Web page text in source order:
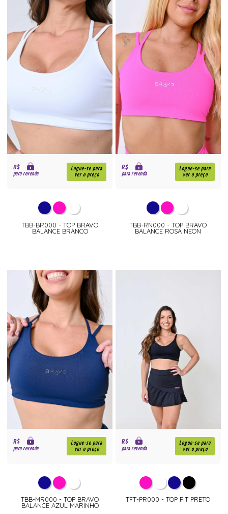
R$
para revenda
Logue-se para
ver o preço
TBB-BR000 - TOP BRAVO
BALANCE BRANCO
R$
para revenda
Logue-se para
ver o preço
TBB-RN000 - TOP BRAVO
BALANCE ROSA NEON
R$
para revenda
Logue-se para
ver o preço
TBB-MR000 - TOP BRAVO
BALANCE AZUL MARINHO
R$
para revenda
Logue-se para
ver o preço
TFT-PR000 - TOP FIT PRETO